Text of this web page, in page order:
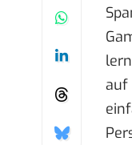
auf